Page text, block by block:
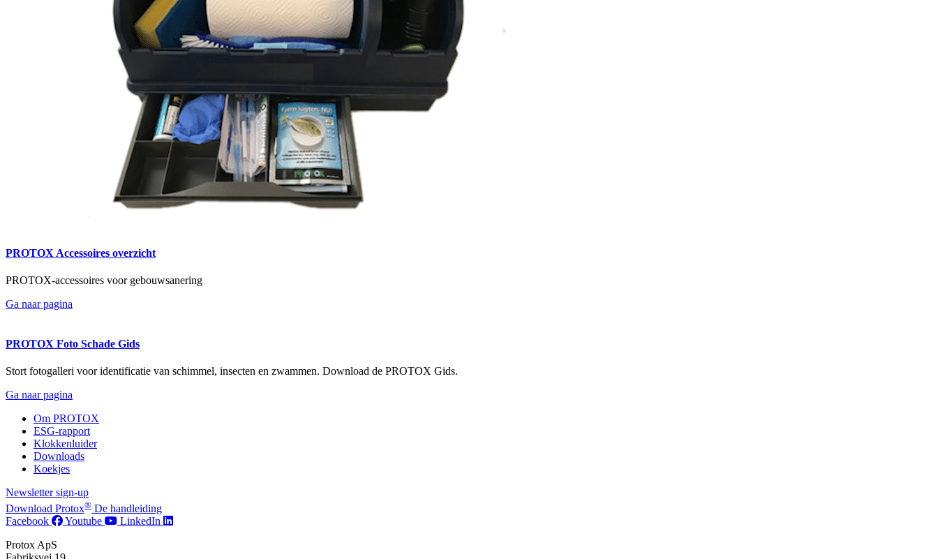
PROTOX Accessoires overzicht
PROTOX-accessoires voor gebouwsanering
Ga naar pagina
PROTOX Foto Schade Gids
Stort fotogalleri voor identificatie van schimmel, insecten en zwammen. Download de PROTOX Gids.
Ga naar pagina
Om PROTOX
ESG-rapport
Klokkenluider
Downloads
Koekjes
Newsletter sign-up
Download Protox® De handleiding
Facebook
Youtube
LinkedIn
Protox ApS